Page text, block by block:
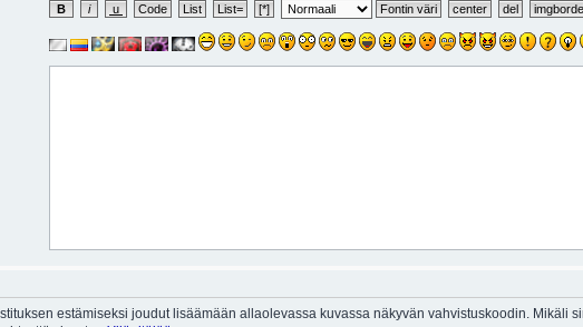
estämiseksi joudut lisäämään allaolevassa kuvassa näkyvän vahvistuskoodin. Mikäli